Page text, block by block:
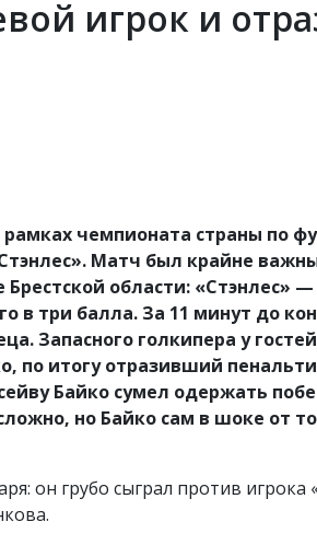
игрок и
чемпионата страны по
Матч был крайне
области: «Стэнлес»
в три балла. За 11 минут до
Запасного голкипера у
по итогу отразивший
Байко сумел одержать
но Байко сам в шоке от
он грубо сыграл против игрока